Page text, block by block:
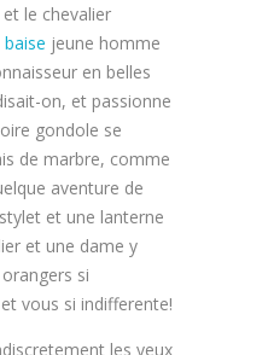
et le chevalier
jeune homme
en belles
on, et passionne
gondole se
de marbre, comme
aventure de
et une lanterne
et une dame y
si
et vous si indifferente!
les yeux